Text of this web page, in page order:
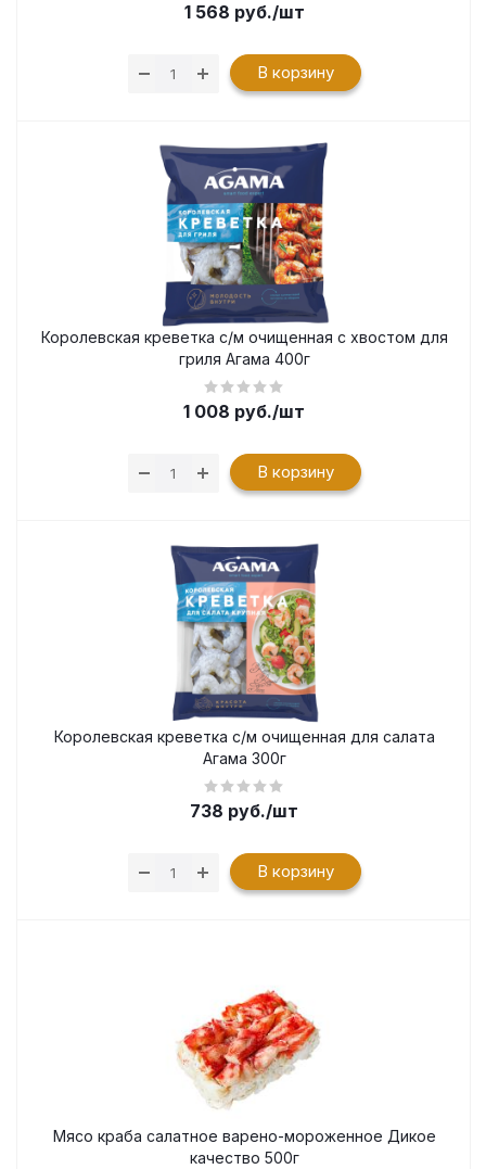
1 568 руб./шт
В корзину
Королевская креветка с/м очищенная с хвостом для
гриля Агама 400г
1 008 руб./шт
В корзину
Королевская креветка с/м очищенная для салата
Агама 300г
738 руб./шт
В корзину
Мясо краба салатное варено-мороженное Дикое
качество 500г